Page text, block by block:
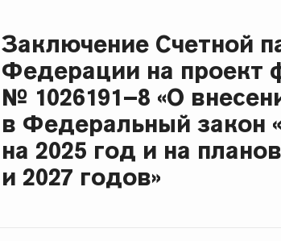
Заключение Счетной
Федерации на проект
№ 1026191–8 «О
в Федеральный закон
на 2025 год и на
и 2027 годов»